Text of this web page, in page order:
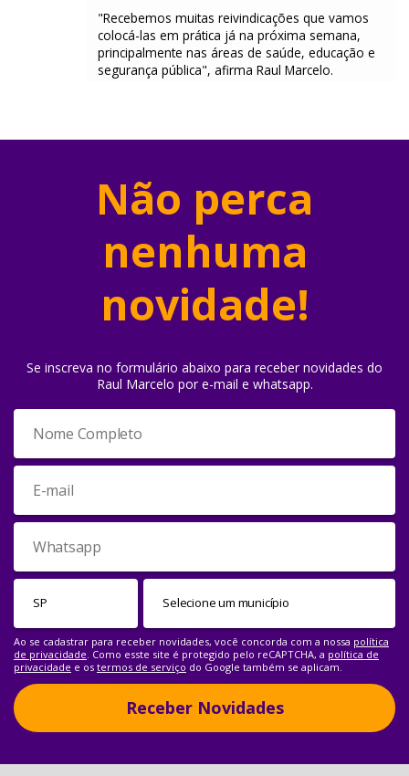
"Recebemos muitas reivindicações que vamos
colocá-las em prática já na próxima semana,
principalmente nas áreas de saúde, educação e
segurança pública", afirma Raul Marcelo.
Não perca
nenhuma
novidade!
Se inscreva no formulário abaixo para receber novidades do
Raul Marcelo por e-mail e whatsapp.
Ao se cadastrar para receber novidades, você concorda com a nossa política
de privacidade. Como esste site é protegido pelo reCAPTCHA, a política de
privacidade e os termos de serviço do Google também se aplicam.
Receber Novidades